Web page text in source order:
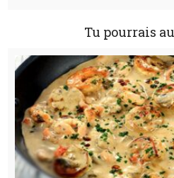
Tu pourrais